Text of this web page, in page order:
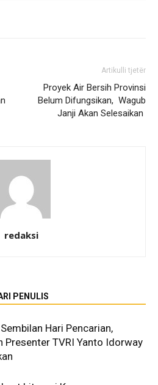
Artikulli tjetër
Proyek Air Bersih Provinsi
Belum Difungsikan, Wagub
Janji Akan Selesaikan
redaksi
PENULIS
Hari Pencarian,
Presenter TVRI Yanto Idorway